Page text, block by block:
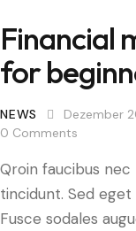
Financial
for
NEWS Dezember
0 Comments
Qroin faucibus
tincidunt. Sed eget
Fusce sodales